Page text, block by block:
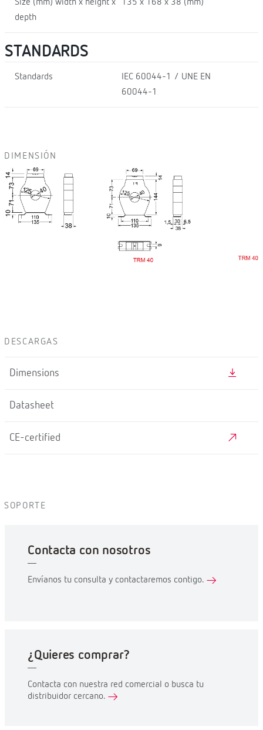
Size (mm) width x height x
depth
135 x 168 x 38 (mm)
STANDARDS
Standards
IEC 60044-1 / UNE EN
60044-1
DIMENSIÓN
DESCARGAS
Dimensions
Datasheet
CE-certified
SOPORTE
Contacta con nosotros
Envíanos tu consulta y contactaremos contigo.
¿Quieres comprar?
Contacta con nuestra red comercial o busca tu
distribuidor cercano.